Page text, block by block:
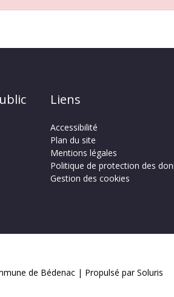
Liens
Accessibilité
Plan du site
Mentions légales
Politique de protection des
Gestion des cookies
de Bédenac | Propulsé par Soluris